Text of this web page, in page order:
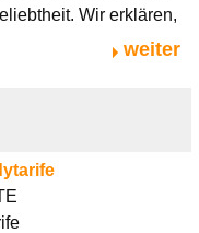
Wir erklären,
weiter